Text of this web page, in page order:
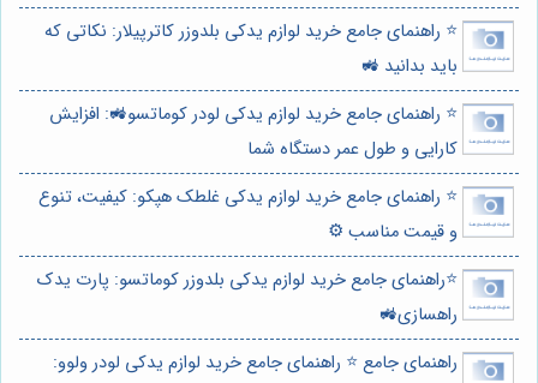
⭐️ راهنمای جامع خرید لوازم یدکی بلدوزر کاترپیلار: نکاتی که
باید بدانید 🚜
⭐️ راهنمای جامع خرید لوازم یدکی لودر کوماتسو🚜: افزایش
کارایی و طول عمر دستگاه شما
⭐️ راهنمای جامع خرید لوازم یدکی غلطک هپکو: کیفیت، تنوع
و قیمت مناسب ⚙️
⭐️راهنمای جامع خرید لوازم یدکی بلدوزر کوماتسو: پارت یدک
راهسازی🚜
راهنمای جامع ⭐️ راهنمای جامع خرید لوازم یدکی لودر ولوو: